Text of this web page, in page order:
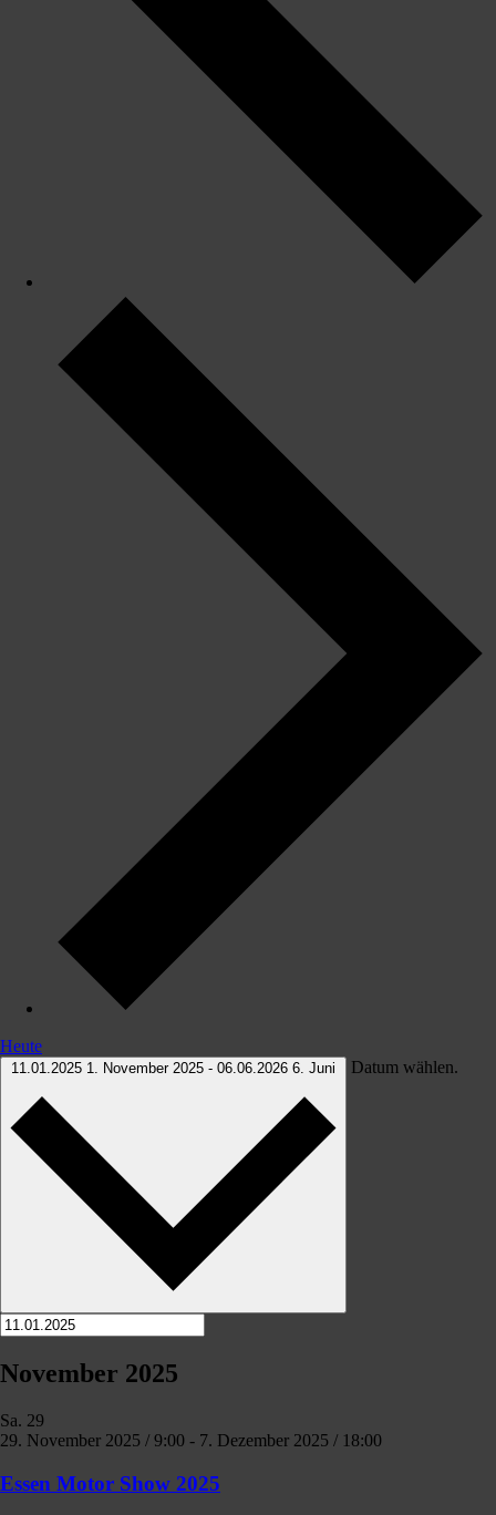
Heute
11.01.2025 1. November 2025 - 06.06.2026 6. Juni Datum wählen.
November 2025
Sa. 29
29. November 2025 / 9:00 - 7. Dezember 2025 / 18:00
Essen Motor Show 2025